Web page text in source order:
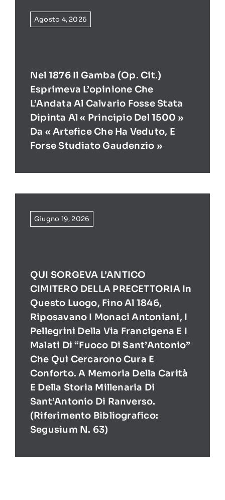
Agosto 4, 2026
Nel 1876 Il Gamba (op. Cit.)
Esprimeva L’opinione Che
L’Andata Al Calvario Fosse Stata
Dipinta Al « Principio Del 1500 »
Da « Artefice Che Ha Veduto, E
Forse Studiato Gaudenzio »
Giugno 19, 2026
QUI SORGEVA L’ANTICO
CIMITERO DELLA PRECETTORIA In
Questo Luogo, Fino Al 1846,
Riposavano I Monaci Antoniani, I
Pellegrini Della Via Francigena E I
Malati Di “Fuoco Di Sant’Antonio”
Che Qui Cercarono Cura E
Conforto. A Memoria Della Carità
E Della Storia Millenaria Di
Sant’Antonio Di Ranverso.
(Riferimento Bibliografico:
Segusium N. 63)